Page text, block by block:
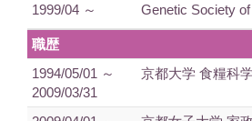
1999/04 ～ Genetic Society
職歴
1994/05/01 ～
2009/03/31
京都大学 食糧科